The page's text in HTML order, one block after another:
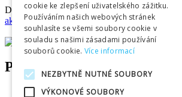
Další informace naleznete nahttps://
akci/kamil-andres-nespecham-na-vsechno-si-
PARTNERS
cookie ke zlepšení uživatelského zážitku.
Používáním našich webových stránek
souhlasíte se všemi soubory cookie v
souladu s našimi zásadami používání
souborů cookie. Více informací
NEZBYTNĚ NUTNÉ SOUBORY
VÝKONOVÉ SOUBORY